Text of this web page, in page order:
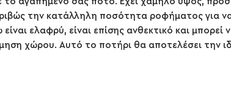
την κατάλληλη ποσότητα ροφήματος για
ελαφρύ, είναι επίσης ανθεκτικό και
χώρου. Αυτό το ποτήρι θα αποτελέσει την